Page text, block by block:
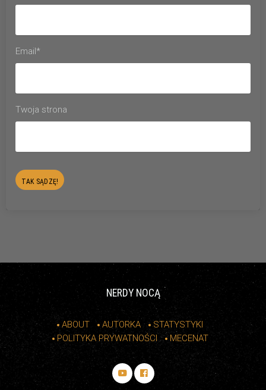
Email*
Twoja strona
NERDY NOCĄ
ABOUT AUTORKA
STATYSTYKI
POLITYKA PRYWATNOŚCI
MECENAT